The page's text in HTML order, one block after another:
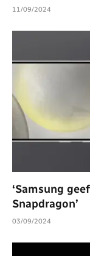
11/09/2024
‘Samsung
Snapdragon’
03/09/2024